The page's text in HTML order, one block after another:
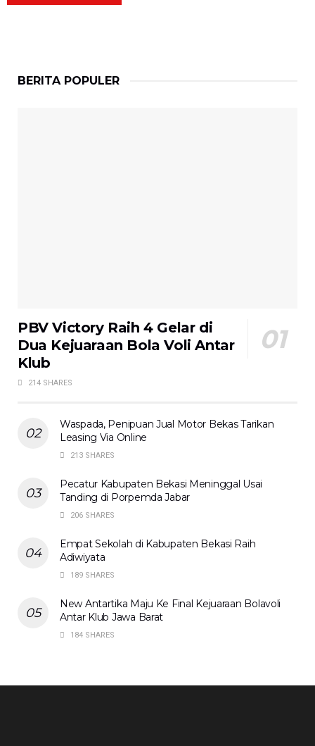
BERITA POPULER
PBV Victory Raih 4 Gelar di
Dua Kejuaraan Bola Voli Antar
Klub
214 SHARES
Waspada, Penipuan Jual Motor Bekas Tarikan
Leasing Via Online
213 SHARES
Pecatur Kabupaten Bekasi Meninggal Usai
Tanding di Porpemda Jabar
206 SHARES
Empat Sekolah di Kabupaten Bekasi Raih
Adiwiyata
189 SHARES
New Antartika Maju Ke Final Kejuaraan Bolavoli
Antar Klub Jawa Barat
184 SHARES